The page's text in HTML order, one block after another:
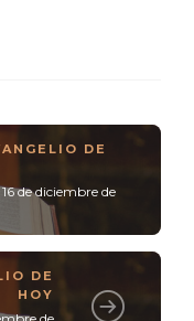
DE
de diciembre de
DE
HOY